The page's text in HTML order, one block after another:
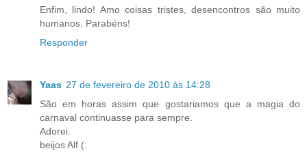
Enfim, lindo! Amo coisas tristes, desencontros são muito
humanos. Parabéns!
Responder
Yaas 27 de fevereiro de 2010 às 14:28
São em horas assim que gostariamos que a magia do
carnaval continuasse para sempre.
Adorei.
beijos Alf (: